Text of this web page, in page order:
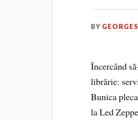
BY
Încercând
librărie:
Bunica
la Led